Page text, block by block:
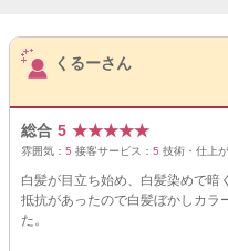
サロンPick Up
くるーさん
総合 5 ★★★★★
雰囲気： 5 接客サービス： 5 技術・仕上が
白髪が目立ち始め、白髪染めで暗
抵抗があったので白髪ぼかしカラ
た。